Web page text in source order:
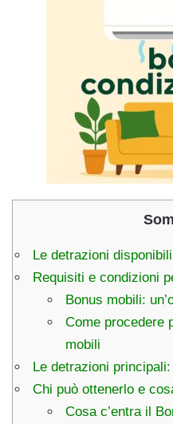
Le detrazioni
Requisiti e condizioni
Bonus mobili:
Come procedere
mobili
Le detrazioni
Chi può ottenerlo e
Cosa c’entra il